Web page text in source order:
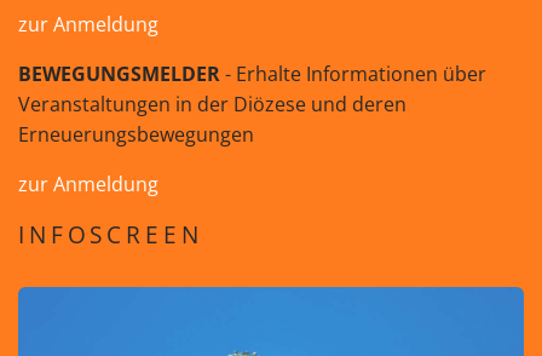
zur Anmeldung
BEWEGUNGSMELDER- Erhalte Informationen über
Veranstaltungen in der Diözese und deren
Erneuerungsbewegungen
zur Anmeldung
INFOSCREEN